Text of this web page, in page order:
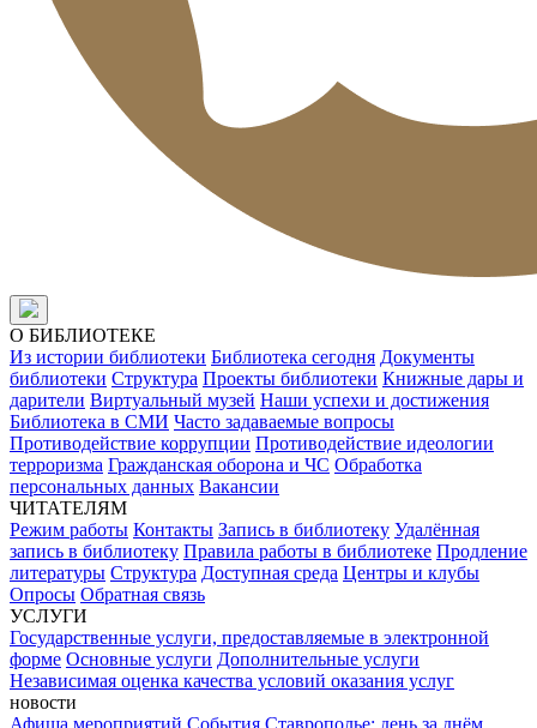
О БИБЛИОТЕКЕ
Из истории библиотеки Библиотека сегодня Документы
библиотеки Структура Проекты библиотеки Книжные дары и
дарители Виртуальный музей Наши успехи и достижения
Библиотека в СМИ Часто задаваемые вопросы
Противодействие коррупции Противодействие идеологии
терроризма Гражданская оборона и ЧС Обработка
персональных данных Вакансии
ЧИТАТЕЛЯМ
Режим работы Контакты Запись в библиотеку Удалённая
запись в библиотеку Правила работы в библиотеке Продление
литературы Структура Доступная среда Центры и клубы
Опросы Обратная связь
УСЛУГИ
Государственные услуги, предоставляемые в электронной
форме Основные услуги Дополнительные услуги
Независимая оценка качества условий оказания услуг
новости
Афиша мероприятий События Ставрополье: день за днём